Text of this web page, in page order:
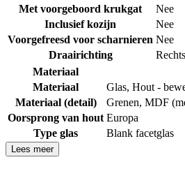
Met voorgeboord krukgat
Nee
Inclusief kozijn
Nee
Voorgefreesd voor scharnieren Nee
Draairichting
Rechts
Materiaal
Materiaal
Glas, Hout -
Materiaal (detail)
Grenen, MDF
Oorsprong van hout Europa
Type glas
Blank facetglas
Lees meer